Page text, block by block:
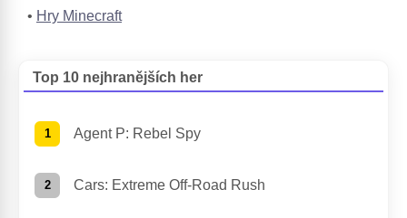
Hry Minecraft
Top 10 nejhranějších her
Agent P: Rebel Spy
Cars: Extreme Off-Road Rush